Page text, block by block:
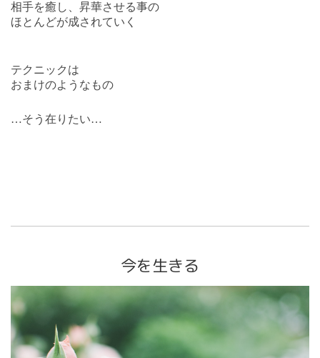
相手を癒し、昇華させる事の
ほとんどが成されていく
テクニックは
おまけのようなもの
…そう在りたい…
今を生きる